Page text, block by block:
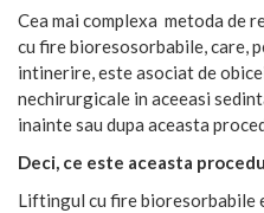
Cea mai complexa metoda de
cu fire bioresosorbabile, care,
intinerire, este asociat de
nechirurgicale in aceeasi
inainte sau dupa aceasta
Deci, ce este aceasta
Liftingul cu fire bioresorbabile